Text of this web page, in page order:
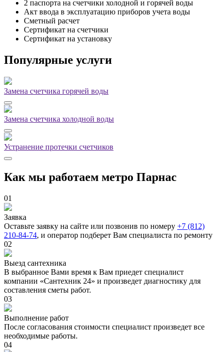
2 паспорта на счетчики холодной и горячей воды
Акт ввода в эксплуатацию приборов учета воды
Сметный расчет
Сертификат на счетчики
Сертификат на установку
Популярные услуги
Замена счетчика горячей воды
Замена счетчика холодной воды
Устранение протечки счетчиков
Как мы работаем метро Парнас
01
Заявка
Оставьте заявку на сайте или позвонив по номеру +7 (812)
210-84-74, и оператор подберет Вам специалиста по ремонту
02
Выезд сантехника
В выбранное Вами время к Вам приедет специалист
компании «Сантехник 24» и произведет диагностику для
составления сметы работ.
03
Выполнение работ
После согласования стоимости специалист произведет все
необходимые работы.
04